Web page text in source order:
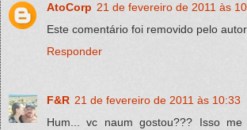
AtoCorp 21 de fevereiro de 2011 às
Este comentário foi removido pelo
Responder
F&R 21 de fevereiro de 2011 às 10:33
Hum... vc naum gostou??? Isso